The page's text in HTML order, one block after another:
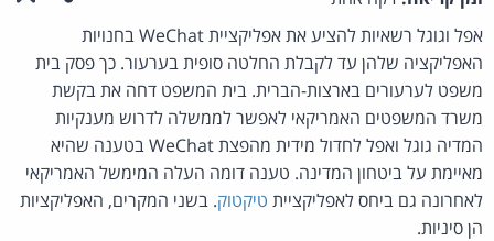
אפל וגוגל רשאיות להציע את אפליקציית WeChat בחנויות
האפליקציה שלהן עד לקבלת החלטה סופית בערעור. כך פסק בית
משפט לערעורים בארצות-הברית. בית המשפט דחה את בקשת
משרד המשפטים האמריקאי לאפשר לממשלה לדרוש מענקיות
המדיה גוגל ואפל לחדול מידית מהפצת WeChat בטענה שהיא
מאיימת על ביטחון המדינה. טענה דומה העלה המימשל האמריקאי
לאחרונה גם ביחס לאפליקציית טיקטוק. בשני המקרים, האפליקציות
הן סיניות.